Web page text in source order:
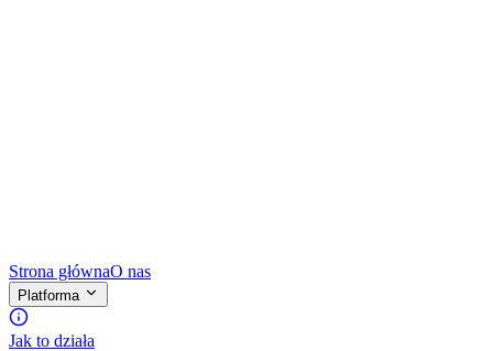
Strona głównaO nas
Platforma
Jak to działa